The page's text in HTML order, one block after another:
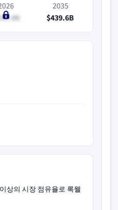
2035
$439.6B
이상의 시장 점유율로 록웰